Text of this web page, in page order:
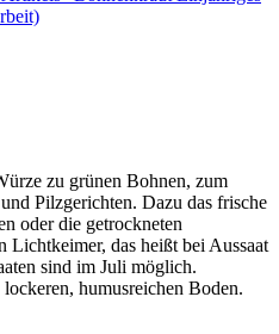
zu grünen Bohnen, zum
Pilzgerichten. Dazu das frische
oder die getrockneten
Lichtkeimer, das heißt bei Aussaat
sind im Juli möglich.
humusreichen Boden.